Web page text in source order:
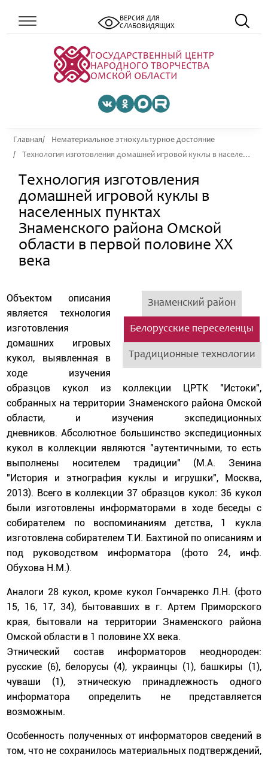
ВЕРСИЯ ДЛЯ
СЛАБОВИДЯЩИХ
Главная
Нематериальное этнокультурное достояние
Технология изготовления домашней игровой куклы в населенных пунктах Знаменского района Омской области в первой половине ХХ века
Технология изготовления
домашней игровой куклы в
населенных пунктах
Знаменского района Омской
области в первой половине ХХ
века
Знаменский район
Белорусские переселенцы
Традиционные технологии
Объектом описания
является технология
изготовления
домашних игровых
кукол, выявленная в
ходе изучения
образцов кукол из коллекции ЦРТК "Истоки",
собранных на территории Знаменского района Омской
области, и изучения экспедиционных
дневников. Абсолютное большинство экспедиционных
кукол в коллекции являются "аутентичными, то есть
выполнены носителем традиции" (М.А. Зенина
"История и этнография куклы и игрушки", Москва,
2013). Всего в коллекции 37 образцов кукол: 36 кукол
были изготовлены информаторами в ходе беседы с
собирателем по воспоминаниям детства, 1 кукла
изготовлена собирателем Т.И. Бахтиной по описаниям и
под руководством информатора (фото 24, инф.
Обухова Н.М.).
Аналоги 28 кукол, кроме кукол Гончаренко Л.Н. (фото
15, 16, 17, 34), бытовавших в г. Артем Приморского
края, бытовали на территории Знаменского района
Омской области в 1 половине ХХ века.
Этнический состав информаторов неоднороден:
русские (6), белорусы (4), украинцы (1), башкиры (1),
чуваши (1), этническую принадлежность одного
информатора определить не представляется
возможным.
Особенность полученных от информаторов сведений в
том, что не сохранилось материальных подтверждений,